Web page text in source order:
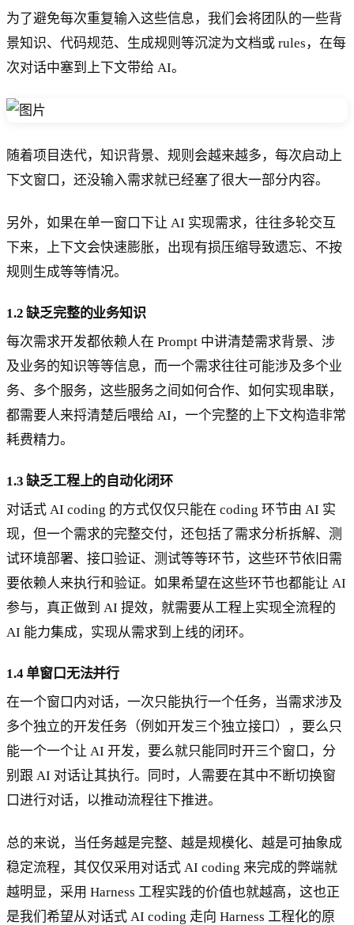
为了避免每次重复输入这些信息，我们会将团队的一些背
景知识、代码规范、生成规则等沉淀为文档或 rules，在每
次对话中塞到上下文带给 AI。
随着项目迭代，知识背景、规则会越来越多，每次启动上
下文窗口，还没输入需求就已经塞了很大一部分内容。
另外，如果在单一窗口下让 AI 实现需求，往往多轮交互
下来，上下文会快速膨胀，出现有损压缩导致遗忘、不按
规则生成等等情况。
1.2 缺乏完整的业务知识
每次需求开发都依赖人在 Prompt 中讲清楚需求背景、涉
及业务的知识等等信息，而一个需求往往可能涉及多个业
务、多个服务，这些服务之间如何合作、如何实现串联，
都需要人来捋清楚后喂给 AI，一个完整的上下文构造非常
耗费精力。
1.3 缺乏工程上的自动化闭环
对话式 AI coding 的方式仅仅只能在 coding 环节由 AI 实
现，但一个需求的完整交付，还包括了需求分析拆解、测
试环境部署、接口验证、测试等等环节，这些环节依旧需
要依赖人来执行和验证。如果希望在这些环节也都能让 AI
参与，真正做到 AI 提效，就需要从工程上实现全流程的
AI 能力集成，实现从需求到上线的闭环。
1.4 单窗口无法并行
在一个窗口内对话，一次只能执行一个任务，当需求涉及
多个独立的开发任务（例如开发三个独立接口），要么只
能一个一个让 AI 开发，要么就只能同时开三个窗口，分
别跟 AI 对话让其执行。同时，人需要在其中不断切换窗
口进行对话，以推动流程往下推进。
总的来说，当任务越是完整、越是规模化、越是可抽象成
稳定流程，其仅仅采用对话式 AI coding 来完成的弊端就
越明显，采用 Harness 工程实践的价值也就越高，这也正
是我们希望从对话式 AI coding 走向 Harness 工程化的原